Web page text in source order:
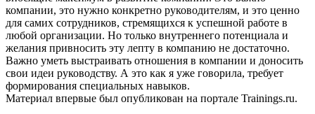
компании, это нужно конкретно руководителям, и это ценно
для самих сотрудников, стремящихся к успешной работе в
любой организации. Но только внутреннего потенциала и
желания привносить эту лепту в компанию не достаточно.
Важно уметь выстраивать отношения в компании и доносить
свои идеи руководству. А это как я уже говорила, требует
формирования специальных навыков.
Материал впервые был опубликован на портале Trainings.ru.